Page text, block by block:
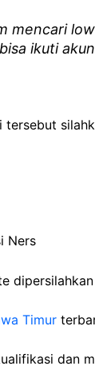
mencari
ikuti
Ners
dipersilahkan
Timur
dan